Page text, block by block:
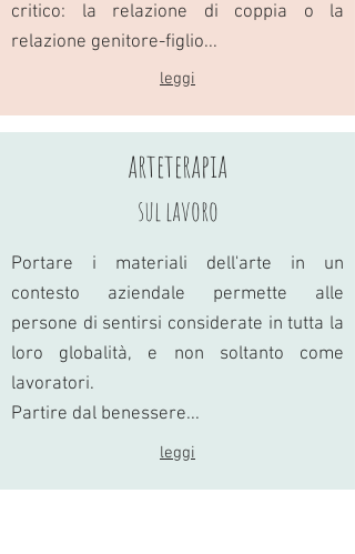
critico​: la relazione di coppia o la
relazione genitore-figlio...
leggi
arteterapia
sul lavoro
Portare i materiali dell'arte in un
contesto aziendale permette alle
persone di sentirsi considerate in tutta la
loro globalità, e non soltanto come
lavoratori.
Partire dal benessere...
leggi